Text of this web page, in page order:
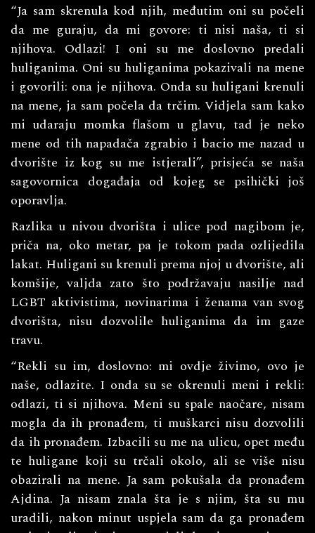
“Ja sam skrenula kod njih, međutim oni su počeli
da me guraju, da mi govore: ti nisi naša, ti si
njihova. Odlazi! I oni su me doslovno predali
huliganima. Oni su huliganima pokazivali na mene
i govorili: ona je njihova. Onda su huligani krenuli
na mene, ja sam počela da trčim. Vidjela sam kako
mi udaraju momka flašom u glavu, tad je neko
mene od tih napadača zgrabio i bacio me nazad u
dvorište iz kog su me istjerali”, prisjeća se naša
sagovornica događaja od kojeg se psihički još
oporavlja.
Razlika u nivou dvorišta i ulice pod nagibom je,
priča na, oko metar, pa je tokom pada ozlijedila
lakat. Huligani su krenuli prema njoj u dvorište, ali
komšije, valjda zato što podržavaju nasilje nad
LGBT aktivistima, novinarima i ženama van svog
dvorišta, nisu dozvolile huliganima da im gaze
travu.
“Rekli su im, doslovno: mi ovdje živimo, ovo je
naše, odlazite. I onda su se okrenuli meni i rekli:
odlazi, ti si njihova. Meni su spale naočare, nisam
mogla da ih pronađem, ti muškarci nisu dozvolili
da ih pronađem. Izbacili su me na ulicu, opet među
te huligane koji su trčali okolo, ali se više nisu
obazirali na mene. Ja sam pokušala da pronađem
Ajdina. Ja nisam znala šta je s njim, šta su mu
uradili, nakon minut uspjela sam da ga pronađem